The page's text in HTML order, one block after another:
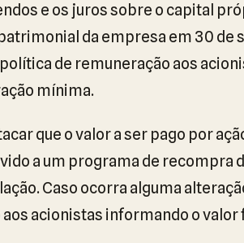
e os juros sobre o capital
da empresa em 30 de
de remuneração aos
mínima.
que o valor a ser pago por
a um programa de recompra
Caso ocorra alguma
aos acionistas informando o valor